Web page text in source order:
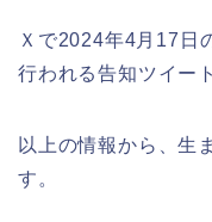
Ｘで2024年4月17日
行われる告知ツイー
以上の情報から、生
す。